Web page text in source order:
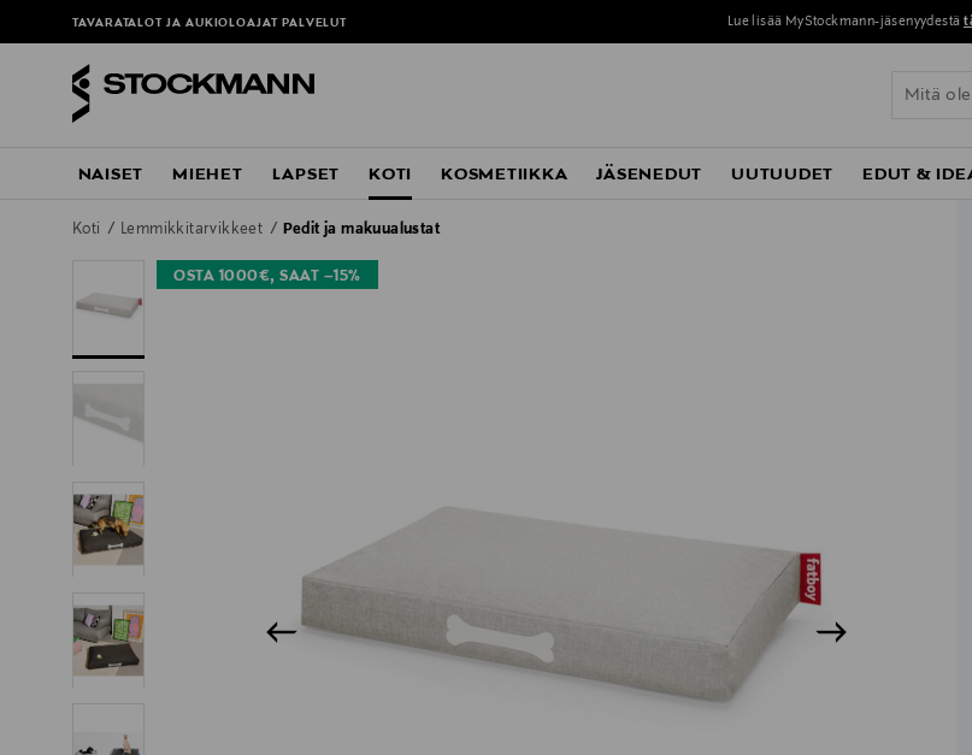
TAVARATALOT JA AUKIOLOAJAT PALVELUT Lue lisää MyStockmann-jäsenyydestä
NAISET MIEHET LAPSET KOTI KOSMETIIKKA JÄSENEDUT UUTUUDET EDUT &
Koti Lemmikkitarvikkeet Pedit ja makuualustat
OSTA 1000€, SAAT –15%